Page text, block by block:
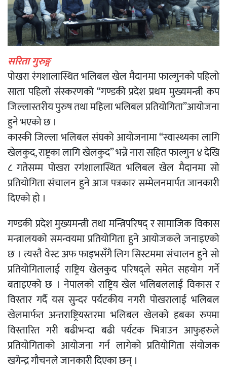
सरिता गुरुङ्ग
पोखरा रंगशालास्थित भलिबल खेल मैदानमा फाल्गुनको पहिलो
साता पहिलो संस्करणको “गण्डकी प्रदेश प्रथम मुख्यमन्त्री कप
जिल्लास्तरीय पुरुष तथा महिला भलिबल प्रतियोगिता”आयोजना
हुने भएको छ ।
कास्की जिल्ला भलिबल संघको आयोजनामा “स्वास्थ्यका लागि
खेलकुद, राष्ट्रका लागि खेलकुद” भन्ने नारा सहित फाल्गुन ४ देखि
८ गतेसम्म पोखरा रगंशालास्थित भलिबल खेल मैदानमा सो
प्रतियोगिता संचालन हुने आज पत्रकार सम्मेलनमार्पत जानकारी
दिएको हो ।
गण्डकी प्रदेश मुख्यमन्त्री तथा मन्त्रिपरिषद् र सामाजिक विकास
मन्त्रालयको समन्वयमा प्रतियोगिता हुने आयोजकले जनाइएको
छ । त्यस्तै वेस्ट अफ फाइभसँगै लिग सिस्टममा संचालन हुने सो
प्रतियोगितालाई राष्ट्रिय खेलकुद परिषद्ले समेत सहयोग गर्ने
बताइएको छ । नेपालको राष्ट्रिय खेल भलिबललाई विकास र
विस्तार गर्दै यस सुन्दर पर्यटकीय नगरी पोखरालाई भलिबल
खेलमार्फत अन्तराष्ट्रियस्तरमा भलिबल खेलको हबका रुपमा
विस्तारित गरी बढीभन्दा बढी पर्यटक भित्राउन आफुहरुले
प्रतियोगिताको आयोजना गर्न लागेको प्रतियोगिता संयोजक
खगेन्द्र गौचनले जानकारी दिएका छन् ।